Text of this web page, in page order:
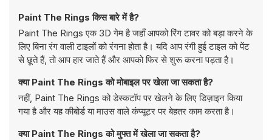
Paint The Rings किस बारे में है?
Paint The Rings एक 3D गेम है जहाँ आपको रिंग टावर को बड़ा करने के
लिए बिना रंग वाली टाइलों को रंगना होता है। यदि आप रंगी हुई टाइल को पेंट
से छूते हैं, तो आप हार जाते हैं और आपको फिर से शुरू करना पड़ता है।
क्या Paint The Rings को मोबाइल पर खेला जा सकता है?
नहीं, Paint The Rings को डेस्कटॉप पर खेलने के लिए डिज़ाइन किया
गया है और यह कीबोर्ड या माउस वाले कंप्यूटर पर बेहतर काम करता है।
क्या Paint The Rings को मुफ्त में खेला जा सकता है?